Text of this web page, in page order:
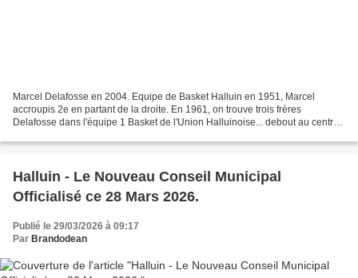
Marcel Delafosse en 2004. Equipe de Basket Halluin en 1951, Marcel
accroupis 2e en partant de la droite. En 1961, on trouve trois frères
Delafosse dans l'équipe 1 Basket de l'Union Halluinoise... debout au centre :
Halluin - Le Nouveau Conseil Municipal
Officialisé ce 28 Mars 2026.
Publié le 29/03/2026 à 09:17
Par Brandodean